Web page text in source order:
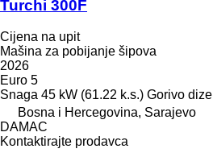
Turchi 300F
Cijena na upit
Mašina za pobijanje šipova
2026
Euro 5
Snaga 45 kW (61.22 k.s.) Gorivo dizel
Bosna i Hercegovina, Sarajevo
DAMAC
Kontaktirajte prodavca